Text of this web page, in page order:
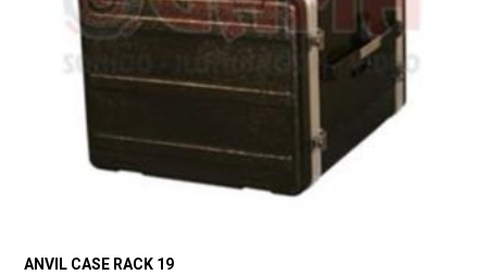
ANVIL CASE RACK 19